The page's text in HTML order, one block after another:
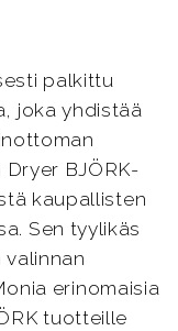
palkittu
joka yhdistää
BJÖRK-
kaupallisten
Sen tyylikäs
erinomaisia
tuotteille